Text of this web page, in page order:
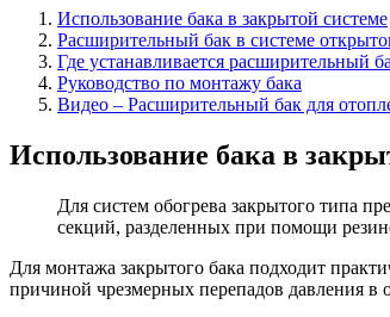
Использование бака в закрытой системе
Расширительный бак в системе
Где устанавливается расширительный
Руководство по монтажу бака
Видео – Расширительный бак для
Использование бака в
Для систем обогрева закрытого типа
секций, разделенных при помощи
Для монтажа закрытого бака подходит
причиной чрезмерных перепадов давления в